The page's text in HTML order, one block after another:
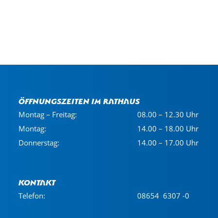
Öffnungszeiten im Rathaus
Montag – Freitag:
08.00 – 12.30 Uhr
Montag:
14.00 – 18.00 Uhr
Donnerstag:
14.00 – 17.00 Uhr
Kontakt
Telefon: 08654 6307 -0